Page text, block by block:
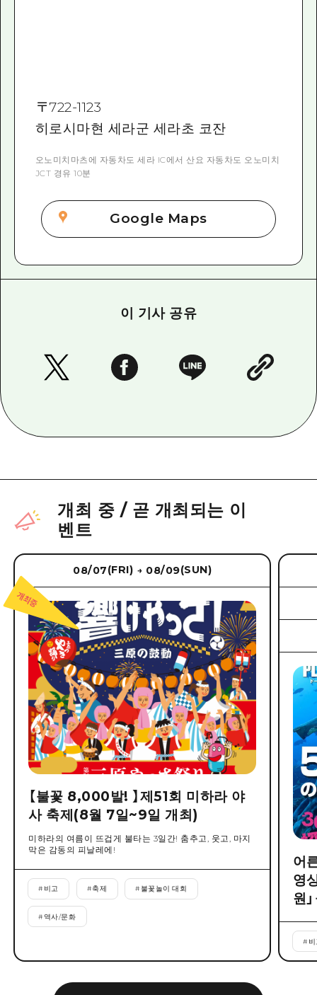
〒722-1123
히로시마현 세라군 세라초 코잔
오노미치마츠에 자동차도 세라 IC에서 산요 자동차도 오노미치
JCT 경유 10분
Google Maps
이 기사 공유
개최 중 / 곧 개최되는 이
벤트
08/07(FRI) → 08/09(SUN)
【불꽃 8,000발! 】제51회 미하라 야
사 축제(8월 7일~9일 개최)
미하라의 여름이 뜨겁게 불타는 3일간! 춤추고, 웃고, 마지
막은 감동의 피날레에!
# 비고 #축제 # 불꽃놀이 대회
# 역사/문화
어
영
원
#